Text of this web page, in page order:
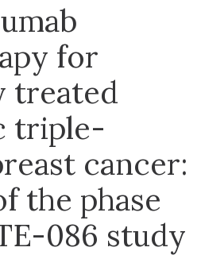
for
treated
triple-
cancer:
the phase
086 study